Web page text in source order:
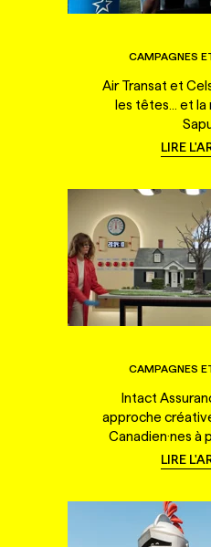
CAMPAGNES
Air Transat et
les têtes... et la
LIRE
CAMPAGNES
Intact
approche
Canadien·nes à
LIRE